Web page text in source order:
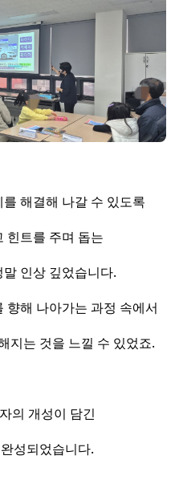
해결해 나갈 수 있도록
힌트를 주며 돕는
인상 깊었습니다.
향해 나아가는 과정 속에서
지는 것을 느낄 수 있었죠.
의 개성이 담긴
성되었습니다.